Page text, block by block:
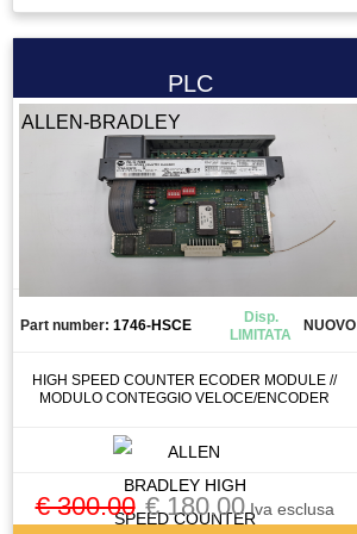
ELETTROVALVOLA VALVOLA
ENCODER
FERRITE TORROIDALE
FRENO MOTORE
GRUPPO TRATTAMENTO ARIA
INGRANAGGIO
LASER SCANNER
LENTE
PLC
ALLEN-BRADLEY
Part number: 1746-HSCE
Disp.
LIMITATA
NUOVO
HIGH SPEED COUNTER ECODER MODULE //
MODULO CONTEGGIO VELOCE/ENCODER
€ 300.00 € 180.00Iva esclusa